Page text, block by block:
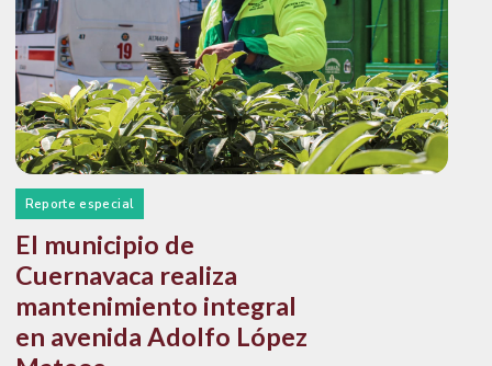
Reporte especial
El municipio de
Cuernavaca realiza
mantenimiento integral
en avenida Adolfo López